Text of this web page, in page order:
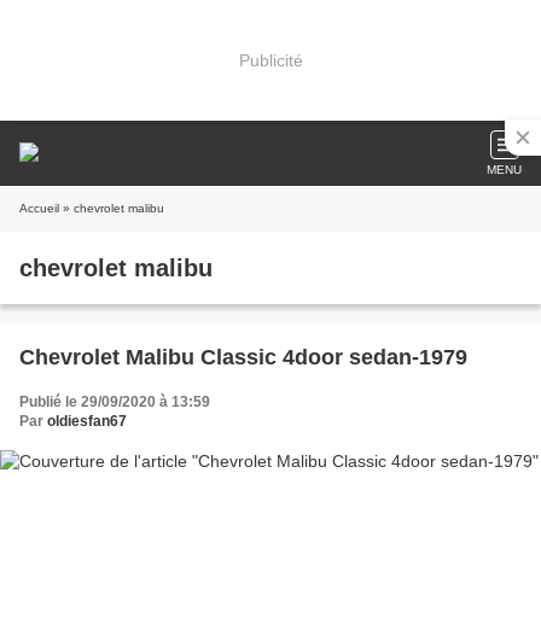
Publicité
MENU
Accueil » chevrolet malibu
chevrolet malibu
Chevrolet Malibu Classic 4door sedan-1979
Publié le 29/09/2020 à 13:59
Par oldiesfan67